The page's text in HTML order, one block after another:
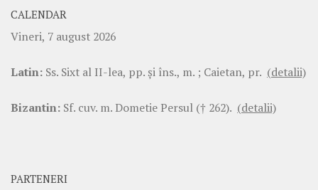
CALENDAR
Vineri, 7 august 2026
Latin: Ss. Sixt al II-lea, pp. şi îns., m. ; Caietan, pr. (detalii)
Bizantin: Sf. cuv. m. Dometie Persul († 262). (detalii)
PARTENERI